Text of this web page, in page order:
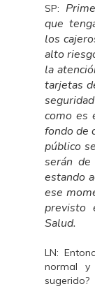
SP:
que
los
alto
la
tarjetas
como es
fondo de
público
serán
estando
ese
previsto
Salud.
LN:
normal y
sugerido?